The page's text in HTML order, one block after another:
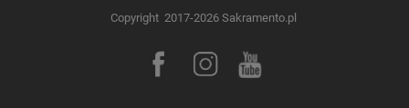
Copyright 2017-2026 Sakramento.pl